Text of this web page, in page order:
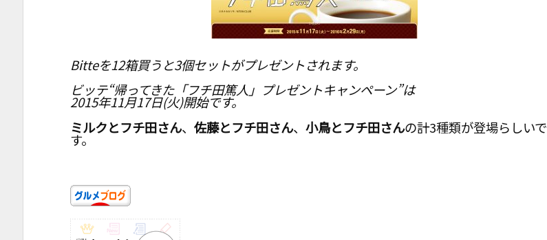
Bitteを12箱買うと3個セットがプレゼントされます。
ビッテ“帰ってきた「フチ田篤人」プレゼントキャンペーン”は
2015年11月17日(火)開始です。
ミルクとフチ田さん、 佐藤とフチ田さん、 小鳥とフチ田さんの計3種類が登場らしいで
す。